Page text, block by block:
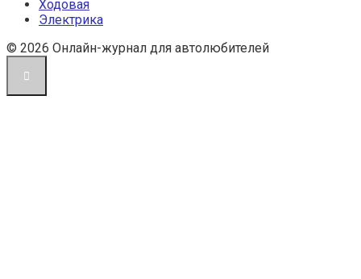
Ходовая
Электрика
© 2026 Онлайн-журнал для автолюбителей